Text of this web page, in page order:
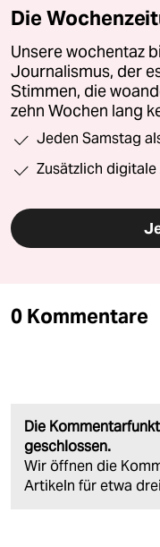
Die
Unsere wochentaz
Journalismus, der
Stimmen, die
zehn Wochen lang
Jeden Samstag
Zusätzlich
0 Kommentare
Die
geschlossen.
Wir öffnen die
Artikeln für etwa